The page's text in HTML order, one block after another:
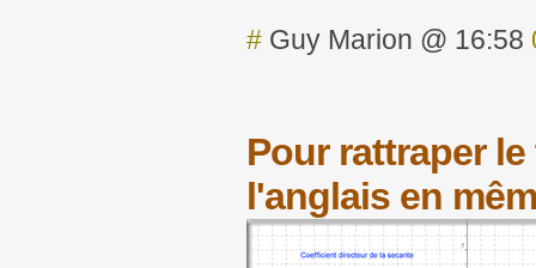
#Guy Marion @ 16:58
Pour rattraper
l'anglais en